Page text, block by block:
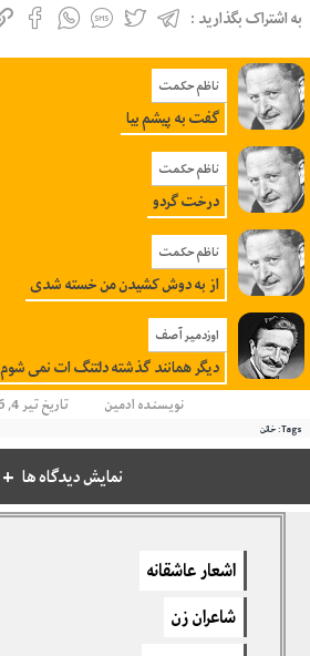
به اشتراک بگذارید :
ناظم حکمت
گفت به پیشم بیا
ناظم حکمت
درخت گردو
ناظم حکمت
از به دوش کشیدن من خسته شدی
اوزدمیر آصف
دیگر همانند گذشته دلتنگ ات نمی شوم
نویسندهادمین تاریخ تیر 4, 1396
Tags: خائن
نمایش دیدگاه ها
دیدگاهتان را بنویسید
برای نوشتن دیدگاه باید
اشعار عاشقانه
شاعران زن